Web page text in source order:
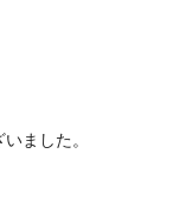
ました。